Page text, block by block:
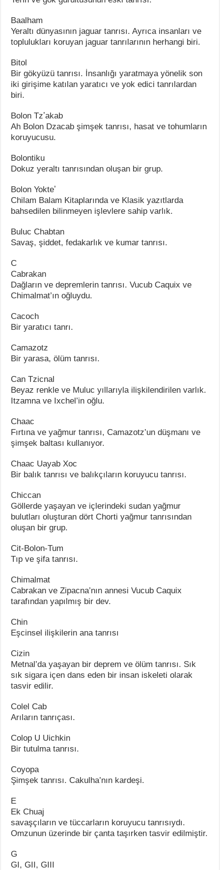
Baalham
Yeraltı dünyasının jaguar tanrısı. Ayrıca insanları ve
toplulukları koruyan jaguar tanrılarının herhangi biri.
Bitol
Bir gökyüzü tanrısı. İnsanlığı yaratmaya yönelik son
iki girişime katılan yaratıcı ve yok edici tanrılardan
biri.
Bolon Tzʼakab
Ah Bolon Dzacab şimşek tanrısı, hasat ve tohumların
koruyucusu.
Bolontiku
Dokuz yeraltı tanrısından oluşan bir grup.
Bolon Yokteʼ
Chilam Balam Kitaplarında ve Klasik yazıtlarda
bahsedilen bilinmeyen işlevlere sahip varlık.
Buluc Chabtan
Savaş, şiddet, fedakarlık ve kumar tanrısı.
C
Cabrakan
Dağların ve depremlerin tanrısı. Vucub Caquix ve
Chimalmat’ın oğluydu.
Cacoch
Bir yaratıcı tanrı.
Camazotz
Bir yarasa, ölüm tanrısı.
Can Tzicnal
Beyaz renkle ve Muluc yıllarıyla ilişkilendirilen varlık.
Itzamna ve Ixchel’in oğlu.
Chaac
Fırtına ve yağmur tanrısı, Camazotz’un düşmanı ve
şimşek baltası kullanıyor.
Chaac Uayab Xoc
Bir balık tanrısı ve balıkçıların koruyucu tanrısı.
Chiccan
Göllerde yaşayan ve içlerindeki sudan yağmur
bulutları oluşturan dört Chorti yağmur tanrısından
oluşan bir grup.
Cit-Bolon-Tum
Tıp ve şifa tanrısı.
Chimalmat
Cabrakan ve Zipacna’nın annesi Vucub Caquix
tarafından yapılmış bir dev.
Chin
Eşcinsel ilişkilerin ana tanrısı
Cizin
Metnal’da yaşayan bir deprem ve ölüm tanrısı. Sık
sık sigara içen dans eden bir insan iskeleti olarak
tasvir edilir.
Colel Cab
Arıların tanrıçası.
Colop U Uichkin
Bir tutulma tanrısı.
Coyopa
Şimşek tanrısı. Cakulha’nın kardeşi.
E
Ek Chuaj
savaşçıların ve tüccarların koruyucu tanrısıydı.
Omzunun üzerinde bir çanta taşırken tasvir edilmiştir.
G
GI, GII, GIII